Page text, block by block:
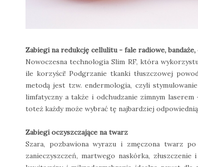
Zabiegi na redukcję cellulitu - fale radiowe,
Nowoczesna technologia Slim RF, która
ile korzyści! Podgrzanie tkanki tłuszczowej
metodą jest tzw. endermologia, czyli
limfatyczny a także i odchudzanie zimnym
toteż każdy może wybrać tę najbardziej
Zabiegi oczyszczające na twarz
Szara, pozbawiona wyrazu i zmęczona twarz
zanieczyszczeń, martwego naskórka,